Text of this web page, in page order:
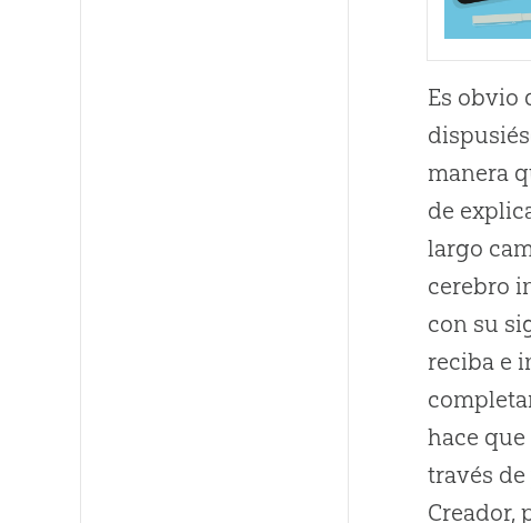
Es obvio
manera
de
largo
cerebro
con su
reciba e
hace
través
Creador,